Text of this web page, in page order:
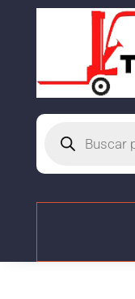
productos